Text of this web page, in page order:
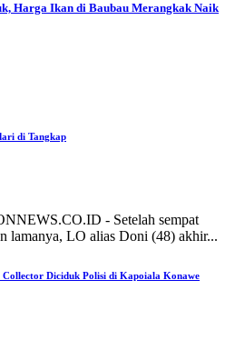
Harga Ikan di Baubau Merangkak Naik
di Tangkap
- Setelah sempat
lamanya, LO alias Doni (48) akhir...
Collector Diciduk Polisi di Kapoiala Konawe